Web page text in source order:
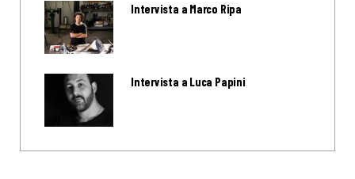
Intervista a Marco Ripa
Intervista a Luca Papini